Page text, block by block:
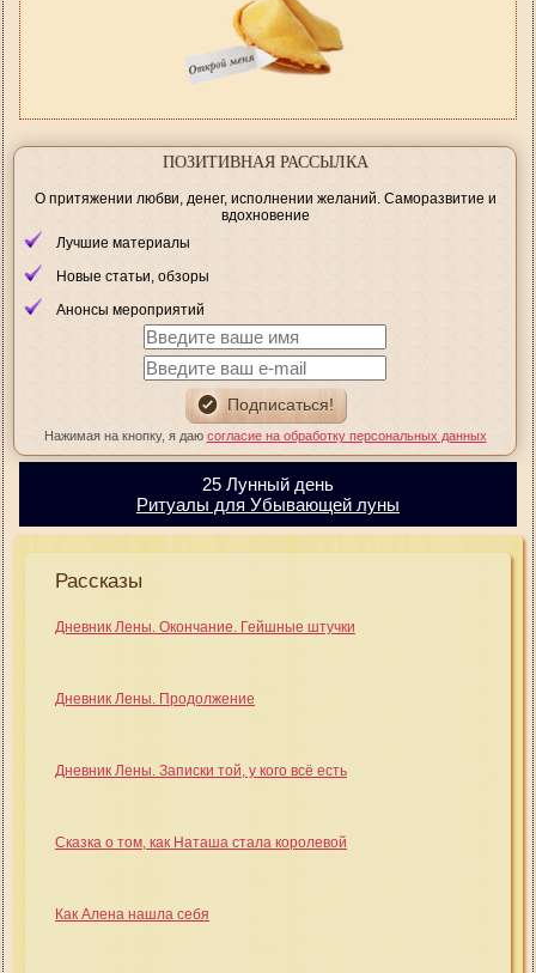
ПОЗИТИВНАЯ РАССЫЛКА
О притяжении любви, денег, исполнении желаний. Саморазвитие и
вдохновение
Лучшие материалы
Новые статьи, обзоры
Анонсы мероприятий
Нажимая на кнопку, я даю согласие на обработку персональных данных
25 Лунный день
Ритуалы для Убывающей луны
Рассказы
Дневник Лены. Окончание. Гейшные штучки
Дневник Лены. Продолжение
Дневник Лены. Записки той, у кого всё есть
Сказка о том, как Наташа стала королевой
Как Алена нашла себя